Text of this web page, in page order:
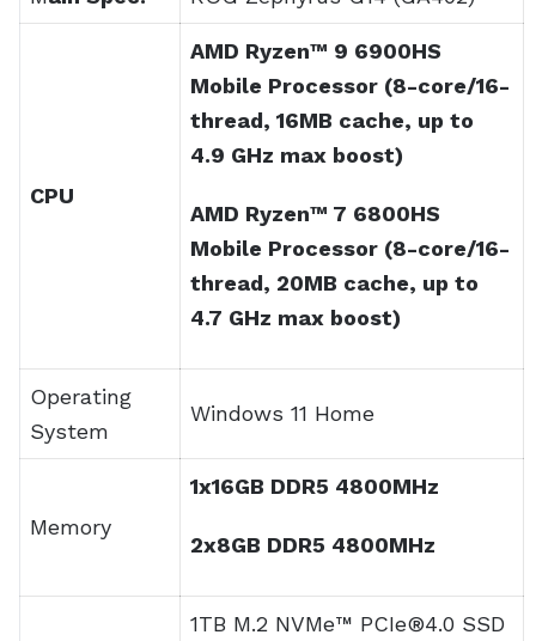
1TB M.2 NVMe™ PCIe®4.0 SSD
512GB M.2 NVMe™ PCIe®4.0
SSD
14”, FHD (1920 x 1200) 16:10,
IPS, 144Hz, 3ms, Adaptive
Sync, Mux Switch, PANTONE
Validated, 100% sRGB, 400 nits
Graphics
support DisplayPort™, 1x USB
3.2 Gen 2 Type-C support
DisplayPort™ + power delivery,